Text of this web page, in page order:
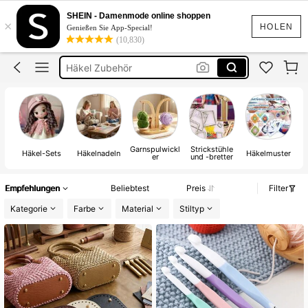
HOLEN
×
SHEIN - Damenmode online shoppen
Genießen Sie App-Special!
(10,830)
Häkelnadel
Häkel Set
Häkel Zubehör
Wolle Zum Häkeln
Häkelnadel
Häkel-Sets Häkelnadeln Garnspulwickl
er
Strickstühle
und -bretter Häkelmuster
Empfehlungen Beliebtest Preis
Filter
Kategorie
Farbe Material Stiltyp